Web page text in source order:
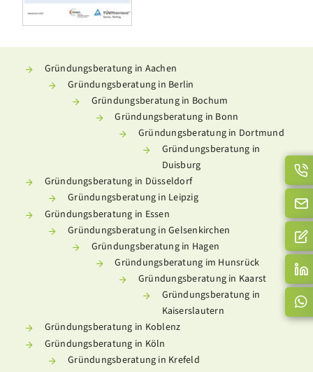
Gründungsberatung in Aachen
Gründungsberatung in Berlin
Gründungsberatung in Bochum
Gründungsberatung in Bonn
Gründungsberatung in Dortmund
Gründungsberatung in
Duisburg
Gründungsberatung in Düsseldorf
Gründungsberatung in Leipzig
Gründungsberatung in Essen
Gründungsberatung in Gelsenkirchen
Gründungsberatung in Hagen
Gründungsberatung im Hunsrück
Gründungsberatung in Kaarst
Gründungsberatung in
Kaiserslautern
Gründungsberatung in Koblenz
Gründungsberatung in Köln
Gründungsberatung in Krefeld